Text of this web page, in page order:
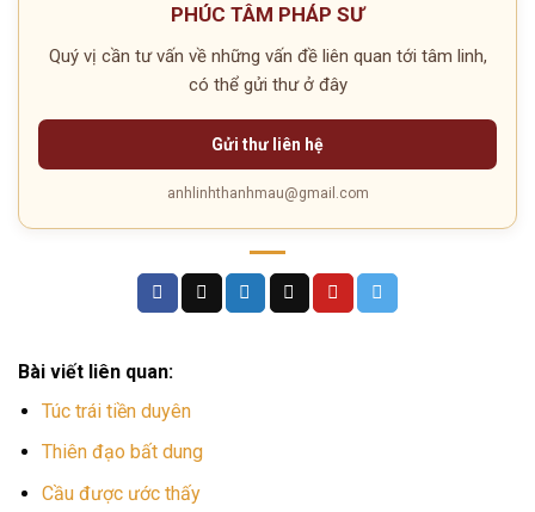
PHÚC TÂM PHÁP SƯ
Quý vị cần tư vấn về những vấn đề liên quan tới tâm linh,
có thể gửi thư ở đây
Gửi thư liên hệ
anhlinhthanhmau@gmail.com
Bài viết liên quan:
Túc trái tiền duyên
Thiên đạo bất dung
Cầu được ước thấy